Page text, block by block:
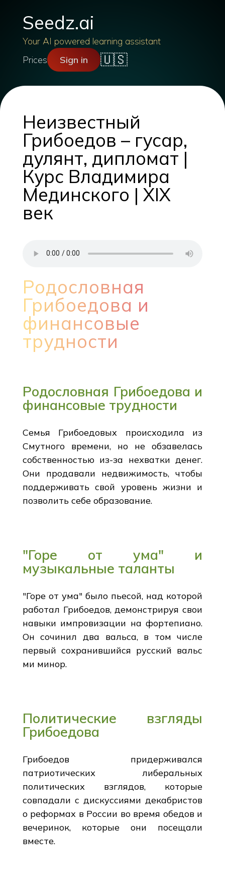
Seedz.ai
Your AI powered learning assistant
Prices
Sign in 🇺🇸
Неизвестный
Грибоедов – гусар,
дулянт, дипломат |
Курс Владимира
Мединского | XIX
век
Родословная
Грибоедова и
финансовые
трудности
Родословная Грибоедова и
финансовые трудности
Семья Грибоедовых происходила из
Смутного времени, но не обзавелась
собственностью из-за нехватки денег.
Они продавали недвижимость, чтобы
поддерживать свой уровень жизни и
позволить себе образование.
"Горе от ума" и
музыкальные таланты
"Горе от ума" было пьесой, над которой
работал Грибоедов, демонстрируя свои
навыки импровизации на фортепиано.
Он сочинил два вальса, в том числе
первый сохранившийся русский вальс
ми минор.
Политические взгляды
Грибоедова
Грибоедов придерживался
патриотических либеральных
политических взглядов, которые
совпадали с дискуссиями декабристов
о реформах в России во время обедов и
вечеринок, которые они посещали
вместе.